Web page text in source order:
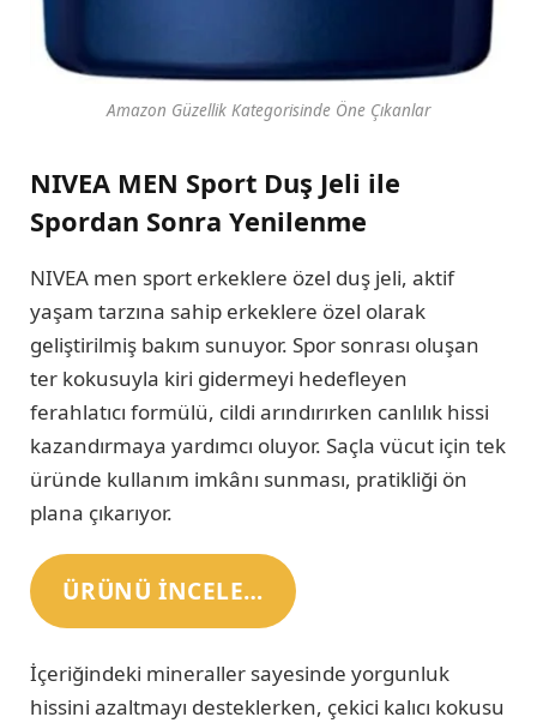
Amazon Güzellik Kategorisinde Öne Çıkanlar
NIVEA MEN Sport Duş Jeli ile
Spordan Sonra Yenilenme
NIVEA men sport erkeklere özel duş jeli, aktif
yaşam tarzına sahip erkeklere özel olarak
geliştirilmiş bakım sunuyor. Spor sonrası oluşan
ter kokusuyla kiri gidermeyi hedefleyen
ferahlatıcı formülü, cildi arındırırken canlılık hissi
kazandırmaya yardımcı oluyor. Saçla vücut için tek
üründe kullanım imkânı sunması, pratikliği ön
plana çıkarıyor.
ÜRÜNÜ INCELE…
İçeriğindeki mineraller sayesinde yorgunluk
hissini azaltmayı desteklerken, çekici kalıcı kokusu